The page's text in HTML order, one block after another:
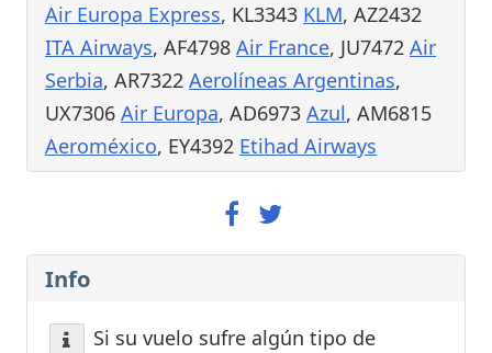
Air Europa Express, KL3343 KLM, AZ2432
ITA Airways, AF4798 Air France, JU7472 Air
Serbia, AR7322 Aerolíneas Argentinas,
UX7306 Air Europa, AD6973 Azul, AM6815
Aeroméxico, EY4392 Etihad Airways
Info
Si su vuelo sufre algún tipo de